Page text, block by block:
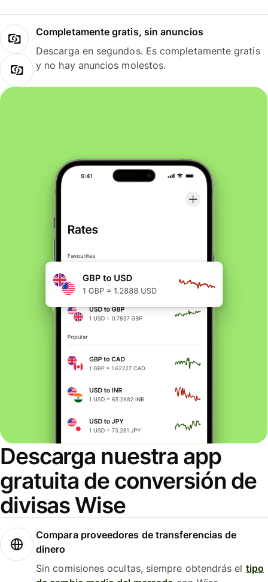
Completamente gratis, sin anuncios
Descarga en segundos. Es completamente gratis
y no hay anuncios molestos.
Descarga nuestra app
gratuita de conversión de
divisas Wise
Compara proveedores de transferencias de
dinero
Sin comisiones ocultas, siempre obtendrás el tipo